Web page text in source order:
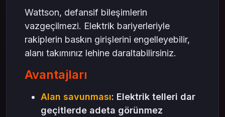
Wattson, defansif bileşimlerin
vazgeçilmezi. Elektrik bariyerleriyle
rakiplerin baskın girişlerini engelleyebilir,
alanı takımınız lehine daraltabilirsiniz.
Avantajları
Alan savunması: Elektrik telleri dar
geçitlerde adeta görünmez